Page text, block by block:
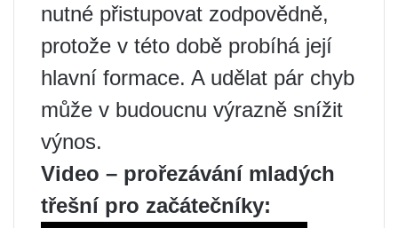
nutné přistupovat zodpovědně,
protože v této době probíhá její
hlavní formace. A udělat pár chyb
může v budoucnu výrazně snížit
výnos.
Video – prořezávání mladých
třešní pro začátečníky: